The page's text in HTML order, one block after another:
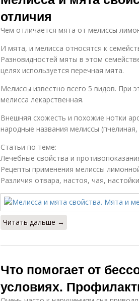
отличия
Чем отличается мята от мелиссы
И мята, и мелисса относятся к
Разновидностей мяты в этом
целях используется перечная мята.
Мелиссы известно всего 5 видов. При
мелисса лекарственная.
Внешняя схожесть и похожие нотки
народные названия мелиссы
Статьи по теме:
Лечебные свойства и
Рецепты применения мелиссы
Различия отвара, настоя, чая, настойки
Читать дальше →
Что помогает от
условиях.